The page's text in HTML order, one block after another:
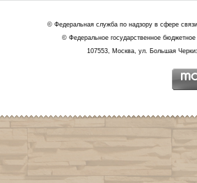
© Федеральная служба по надзору в сфере
© Федеральное государственное
107553, Москва, ул. Большая